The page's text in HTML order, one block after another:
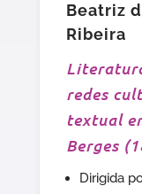
Beatriz
Ribeira
redes
textual
Berges
Dirigida